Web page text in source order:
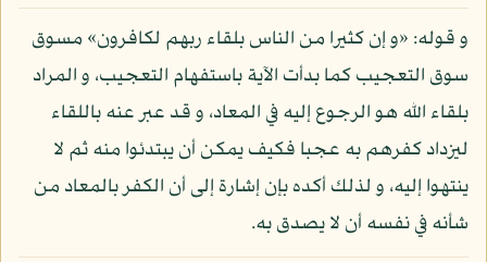
و قوله: «و إن كثيرا من الناس بلقاء ربهم لكافرون» مسوق
سوق التعجيب كما بدأت الآية باستفهام التعجيب، و المراد
بلقاء الله هو الرجوع إليه في المعاد، و قد عبر عنه باللقاء
ليزداد كفرهم به عجبا فكيف يمكن أن يبتدئوا منه ثم لا
ينتهوا إليه، و لذلك أكده بإن إشارة إلى أن الكفر بالمعاد من
شأنه في نفسه أن لا يصدق به.